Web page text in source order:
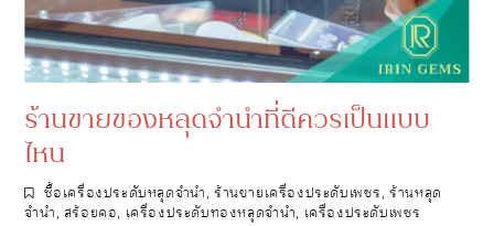
ร้านขายของหลุดจำนำที่ดีควรเป็นแบบ
ไหน
ซื้อเครื่องประดับหลุดจำนำ,ร้านขายเครื่องประดับเพชร,ร้านหลุด
จำนำ, สร้อยคอ, เครื่องประดับทองหลุดจำนำ, เครื่องประดับเพชร